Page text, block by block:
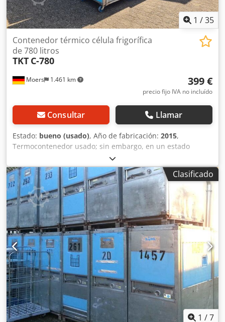
1 /35
Moers 1.461 km
Contenedor térmico célula frigorífica
de 780 litros
TKT C-780
399 €
precio fijo IVA no incluído
Consultar Llamar
Estado: bueno (usado), Año de fabricación: 2015,
Termocontenedor usado; sin embargo, en un estado
excepcionalmente bueno, Dcedpfx Asd Syg Ssm Rsk listo
para su uso inmediato. Designación del modelo: C-780ü
(Disponemos de varios termocontenedores en stock, con
capacidades desde 580 litros hasta 1170 litros; consulte las
fotos adicionales). Datos técnicos: Interior: 610 x 810 x 1570
mm Exterior: 735 x 955 x 1900 mm Peso: aprox. 98 kg
Capacidad en litros: aprox. 780 Con guías para insertar la
rejilla. Características: Cerradura en el centro de la puerta
2 asas laterales 1 asa abatible en el hueco de la puerta
Chasis con ruedas de 108 mm, PA, resistente para cámaras
frigoríficas Dispositivo de bloqueo de la puerta Bandeja
interior con guías para insertar Refuerzos de esquina con
doblez Placas de PE (2 mm de grosor), azul claro Placas
deflectoras perfiladas (en 3 lados) 2 ruedas fijas, 2 ruedas
móviles Se puede cerrar con un candado Capacidad de
carga de hasta 400 kg aproximadamente REVISADO El
Clasificado
1 /7